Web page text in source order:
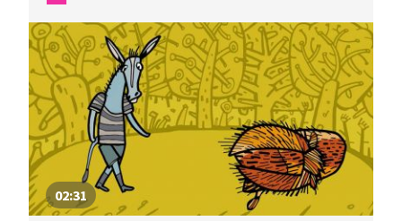
simultánně tlumočena do znakového jazyka.
02:31